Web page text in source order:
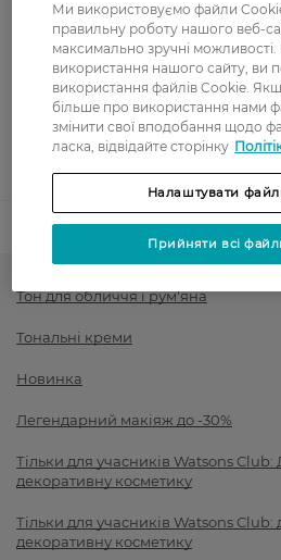
Оплата
Оплата карткою
Післяоплата
Показати
Код товару
Тон для обличчя і рум'яна
Тональні креми
Новинка
Легендарний макіяж до -30%
Тільки для учасників Watsons Club:
декоративну косметику
Тільки для учасників Watsons Club:
декоративну косметику
Ми використовуємо файли
правильну роботу нашого веб-
максимально зручні
використання нашого сайту, ви
використання файлів Cookie.
більше про використання нами
змінити свої вподобання щодо
ласка, відвідайте сторінку
Налаштувати
Прийняти всі